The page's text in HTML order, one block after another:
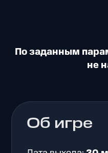
По заданным
не
Об игре